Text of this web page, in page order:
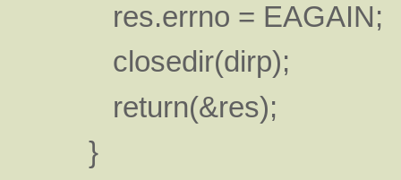
res.errno = EAGAIN;
closedir(dirp);
return(&res);
}